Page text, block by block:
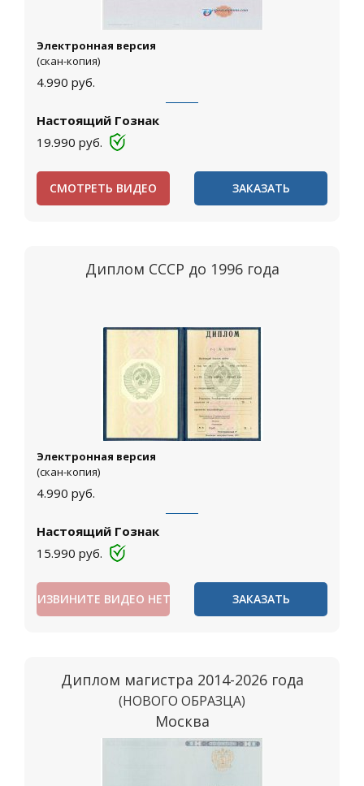
Электронная версия
(скан-копия)
4.990 руб.
Настоящий Гознак
19.990 руб.
СМОТРЕТЬ ВИДЕО ЗАКАЗАТЬ
Диплом СССР до 1996 года
Электронная версия
(скан-копия)
4.990 руб.
Настоящий Гознак
15.990 руб.
ИЗВИНИТЕ ВИДЕО НЕТ ЗАКАЗАТЬ
Диплом магистра 2014-2026 года
(НОВОГО ОБРАЗЦА)
Москва